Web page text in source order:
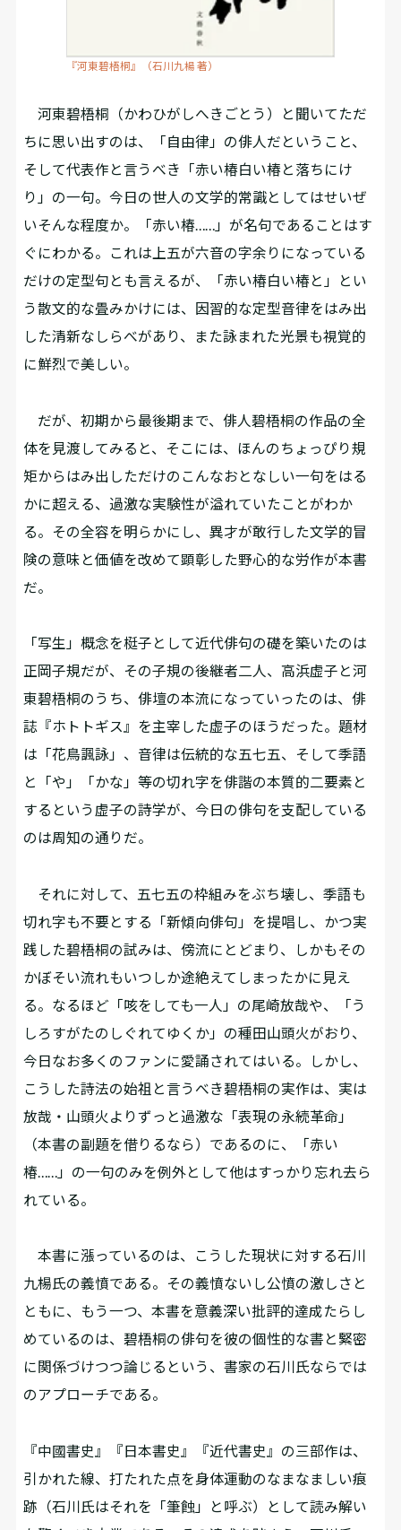
『河東碧梧桐』（石川九楊 著）
河東碧梧桐（かわひがしへきごとう）と聞いてただ
ちに思い出すのは、「自由律」の俳人だということ、
そして代表作と言うべき「赤い椿白い椿と落ちにけ
り」の一句。今日の世人の文学的常識としてはせいぜ
いそんな程度か。「赤い椿……」が名句であることはす
ぐにわかる。これは上五が六音の字余りになっている
だけの定型句とも言えるが、「赤い椿白い椿と」とい
う散文的な畳みかけには、因習的な定型音律をはみ出
した清新なしらべがあり、また詠まれた光景も視覚的
に鮮烈で美しい。
だが、初期から最後期まで、俳人碧梧桐の作品の全
体を見渡してみると、そこには、ほんのちょっぴり規
矩からはみ出しただけのこんなおとなしい一句をはる
かに超える、過激な実験性が溢れていたことがわか
る。その全容を明らかにし、異才が敢行した文学的冒
険の意味と価値を改めて顕彰した野心的な労作が本書
だ。
「写生」概念を梃子として近代俳句の礎を築いたのは
正岡子規だが、その子規の後継者二人、高浜虚子と河
東碧梧桐のうち、俳壇の本流になっていったのは、俳
誌『ホトトギス』を主宰した虚子のほうだった。題材
は「花鳥諷詠」、音律は伝統的な五七五、そして季語
と「や」「かな」等の切れ字を俳諧の本質的二要素と
するという虚子の詩学が、今日の俳句を支配している
のは周知の通りだ。
それに対して、五七五の枠組みをぶち壊し、季語も
切れ字も不要とする「新傾向俳句」を提唱し、かつ実
践した碧梧桐の試みは、傍流にとどまり、しかもその
かぼそい流れもいつしか途絶えてしまったかに見え
る。なるほど「咳をしても一人」の尾崎放哉や、「う
しろすがたのしぐれてゆくか」の種田山頭火がおり、
今日なお多くのファンに愛誦されてはいる。しかし、
こうした詩法の始祖と言うべき碧梧桐の実作は、実は
放哉・山頭火よりずっと過激な「表現の永続革命」
（本書の副題を借りるなら）であるのに、「赤い
椿……」の一句のみを例外として他はすっかり忘れ去ら
れている。
本書に漲っているのは、こうした現状に対する石川
九楊氏の義憤である。その義憤ないし公憤の激しさと
ともに、もう一つ、本書を意義深い批評的達成たらし
めているのは、碧梧桐の俳句を彼の個性的な書と緊密
に関係づけつつ論じるという、書家の石川氏ならでは
のアプローチである。
『中國書史』『日本書史』『近代書史』の三部作は、
引かれた線、打たれた点を身体運動のなまなましい痕
跡（石川氏はそれを「筆蝕」と呼ぶ）として読み解い